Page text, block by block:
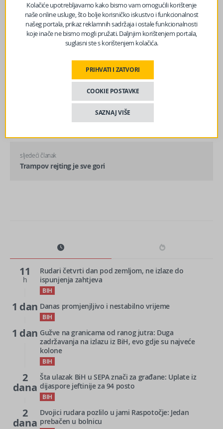
Gdje će građani BiH putovati za Novu godinu i koliko to
sljedeći članak
Trampov rejting je sve gori
11
h
Rudari četvrti dan pod zemljom, ne izlaze do
ispunjenja zahtjeva
BIH
1 dan Danas promjenjljivo i nestabilno vrijeme
BIH
1 dan Gužve na granicama od ranog jutra: Duga
zadržavanja na izlazu iz BiH, evo gdje su najveće
kolone
BIH
2
dana
Šta ulazak BiH u SEPA znači za građane: Uplate iz
dijaspore jeftinije za 94 posto
BIH
2
dana
Dvojici rudara pozlilo u jami Raspotočje: Jedan
prebačen u bolnicu
Kolačiće upotrebljavamo kako bismo vam omogućili korištenje
naše online usluge, što bolje korisničko iskustvo i funkcionalnost
našeg portala, prikaz reklamnih sadržaja i ostale funkcionalnosti
koje inače ne bismo mogli pružati. Daljnjim korištenjem portala,
suglasni ste s korištenjem kolačića.
PRIHVATI I ZATVORI
COOKIE POSTAVKE
SAZNAJ VIŠE